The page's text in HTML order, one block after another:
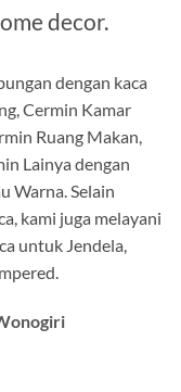
decor.
dengan kaca
Cermin Kamar
Ruang Makan,
Lainya dengan
Warna. Selain
kami juga melayani
untuk Jendela,